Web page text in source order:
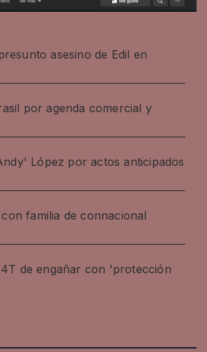
asesino de Edil en
por agenda comercial y
López por actos anticipados
familia de connacional
de engañar con 'protección